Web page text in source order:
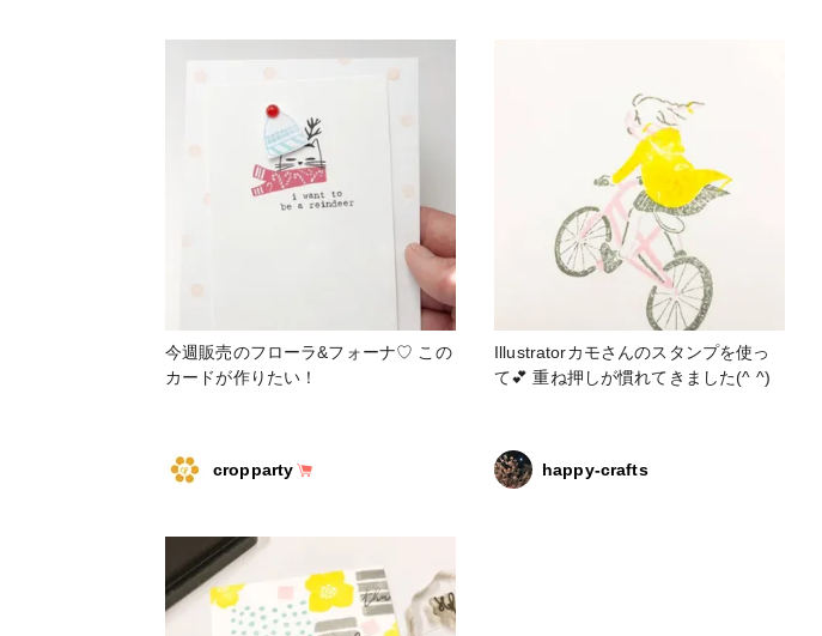
今週販売のフローラ&フォーナ♡ この
カードが作りたい！
cropparty
Illustratorカモさんのスタンプを使っ
て💕 重ね押しが慣れてきました(^ ^)
happy-crafts